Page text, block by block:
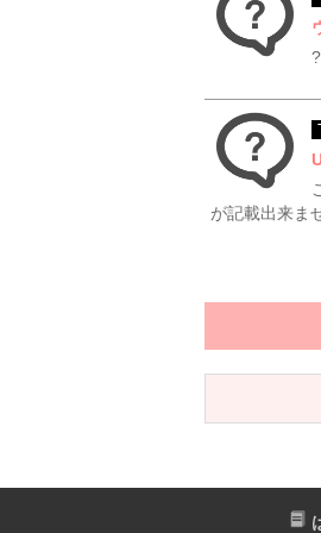
が記載出来ま